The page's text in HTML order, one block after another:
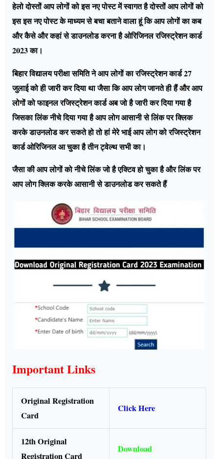
हेलो दोस्तों आप लोगों को इस नए पोस्ट में स्वागत है दोस्तों आप लोगों को
इस इस नए पोस्ट के माध्यम से बचा बताने वाला हूं कि आप लोगों का कब
और कैसे और कहां से डाउनलोड करना है ओरिजिनल रजिस्ट्रेशन कार्ड
2023 का।
बिहार विद्यालय परीक्षा समिति ने आप लोगों का रजिस्ट्रेशन कार्ड 27
जुलाई को ही जारी कर दिया था जैसा कि आप लोग जानते ही हैं और आप
लोगों को फाइनल रजिस्ट्रेशन कार्ड अब जो है जारी कर दिया गया है
जिसका लिंक नीचे दिया गया है आप लोग आसानी से लिंक पर क्लिक
करके डाउनलोड कर सकते हो तो हां मेरे भाई आप लोग को रजिस्ट्रेशन
कार्ड ओरिजिनल आ चुका है तीन ट्वेल्थ सभी का।
जैसा की आप लोगों को नीचे लिंक जो है एक्टिव हो चुका है और लिंक पर
आप लोग क्लिक करके आसानी से डाउनलोड कर सकते हैं
Important Links
Original Registration
Card
Click Here
12th Original
Registration Card
Download